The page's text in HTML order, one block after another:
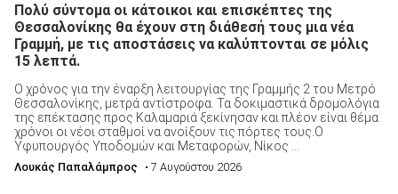
Πολύ σύντομα οι κάτοικοι και επισκέπτες της
Θεσσαλονίκης θα έχουν στη διάθεσή τους μια νέα
Γραμμή, με τις αποστάσεις να καλύπτονται σε μόλις
15 λεπτά.
Ο χρόνος για την έναρξη λειτουργίας της Γραμμής 2 του Μετρό
Θεσσαλονίκης, μετρά αντίστροφα. Τα δοκιμαστικά δρομολόγια
της επέκτασης προς Καλαμαριά ξεκίνησαν και πλέον είναι θέμα
χρόνοι οι νέοι σταθμοί να ανοίξουν τις πόρτες τους.Ο
Υφυπουργός Υποδομών και Μεταφορών, Νίκος ...
Λουκάς Παπαλάμπρος • 7 Αυγούστου 2026